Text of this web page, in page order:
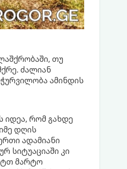
თუ
ძალიან
ამინდის
იდეა, რომ გახდე
დღის
ადამიანი
სიტუაციაში კი
მარტო